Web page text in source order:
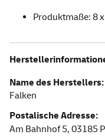
Produktmaße: 8
Name des Herstellers:
Falken
Postalische Adresse:
Am Bahnhof 5, 03185